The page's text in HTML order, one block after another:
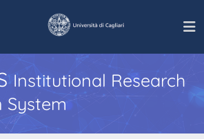
Institutional Research
System